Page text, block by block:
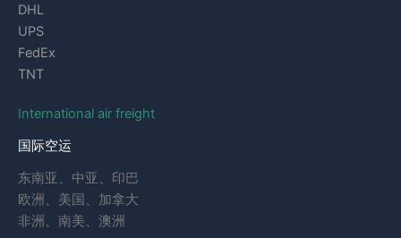
DHL
UPS
FedEx
TNT
International air freight
国际空运
东南亚、中亚、印巴
欧洲、美国、加拿大
非洲、南美、澳洲